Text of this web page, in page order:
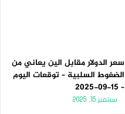
سعر الدولار مقابل الين يعاني من
الضغوط السلبية – توقعات اليوم
– 15-09-2025
سبتمبر 15, 2025